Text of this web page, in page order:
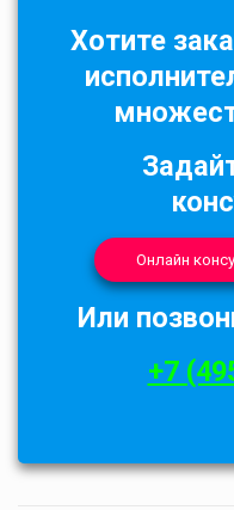
Хотите
Онлайн
Или
+7